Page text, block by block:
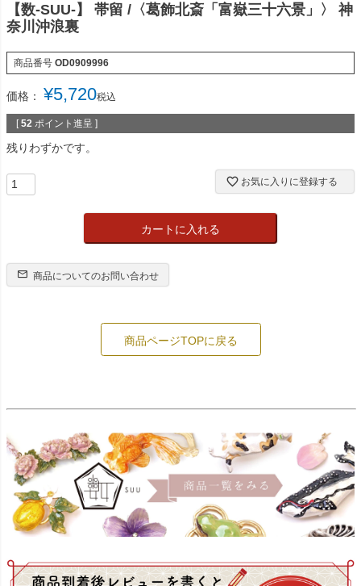
【数-SUU-】 帯留 /〈葛飾北斎「富嶽三十六景」〉 神
奈川沖浪裏
商品番号 OD0909996
価格： ¥5,720税込
[ 52 ポイント進呈 ]
残りわずかです。
お気に入りに登録する
カートに入れる
商品についてのお問い合わせ
商品ページTOPに戻る